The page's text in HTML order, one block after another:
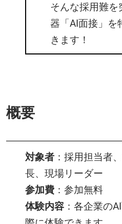
そんな採用難
器「AI面接」を
きます！
概要
対象者 ：採用担当者
長、現場リーダー
参加費 ：参加無料
体験内容 ：各企業の